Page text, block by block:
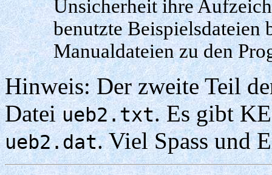
Unsicherheit ihre
benutzte Beispielsdateien
Manualdateien zu den
Hinweis: Der zweite Teil
Dateiueb2.txt. Es gibt
ueb2.dat. Viel Spass und